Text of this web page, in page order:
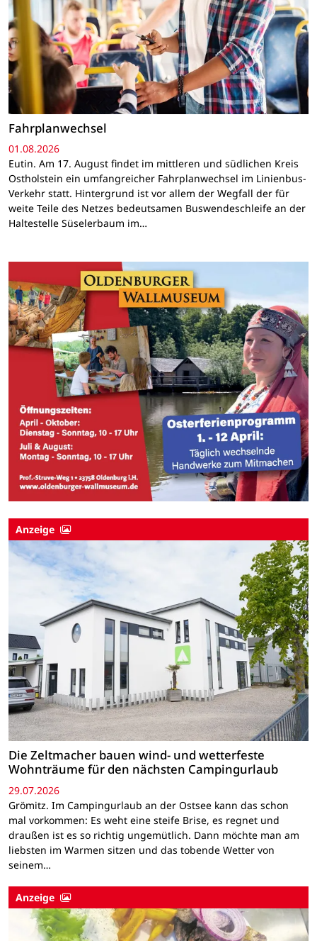
Fahrplanwechsel
01.08.2026
Eutin. Am 17. August findet im mittleren und südlichen Kreis
Ostholstein ein umfangreicher Fahrplanwechsel im Linienbus-
Verkehr statt. Hintergrund ist vor allem der Wegfall der für
weite Teile des Netzes bedeutsamen Buswendeschleife an der
Haltestelle Süselerbaum im…
Anzeige
Die Zeltmacher bauen wind- und wetterfeste
Wohnträume für den nächsten Campingurlaub
29.07.2026
Grömitz. Im Campingurlaub an der Ostsee kann das schon
mal vorkommen: Es weht eine steife Brise, es regnet und
draußen ist es so richtig ungemütlich. Dann möchte man am
liebsten im Warmen sitzen und das tobende Wetter von
seinem…
Anzeige